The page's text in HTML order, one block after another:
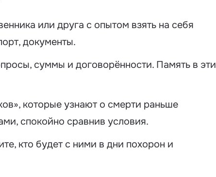
или друга с опытом взять на себя
документы.
суммы и договорённости. Память в эти
которые узнают о смерти раньше
спокойно сравнив условия.
кто будет с ними в дни похорон и